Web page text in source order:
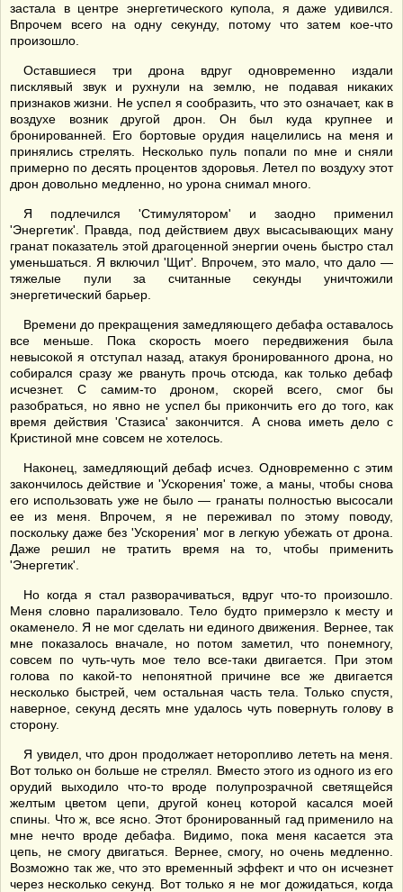
застала в центре энергетического купола, я даже удивился.
Впрочем всего на одну секунду, потому что затем кое-что
произошло.
Оставшиеся три дрона вдруг одновременно издали
писклявый звук и рухнули на землю, не подавая никаких
признаков жизни. Не успел я сообразить, что это означает, как в
воздухе возник другой дрон. Он был куда крупнее и
бронированней. Его бортовые орудия нацелились на меня и
принялись стрелять. Несколько пуль попали по мне и сняли
примерно по десять процентов здоровья. Летел по воздуху этот
дрон довольно медленно, но урона снимал много.
Я подлечился 'Стимулятором' и заодно применил
'Энергетик'. Правда, под действием двух высасывающих ману
гранат показатель этой драгоценной энергии очень быстро стал
уменьшаться. Я включил 'Щит'. Впрочем, это мало, что дало —
тяжелые пули за считанные секунды уничтожили
энергетический барьер.
Времени до прекращения замедляющего дебафа оставалось
все меньше. Пока скорость моего передвижения была
невысокой я отступал назад, атакуя бронированного дрона, но
собирался сразу же рвануть прочь отсюда, как только дебаф
исчезнет. С самим-то дроном, скорей всего, смог бы
разобраться, но явно не успел бы прикончить его до того, как
время действия 'Стазиса' закончится. А снова иметь дело с
Кристиной мне совсем не хотелось.
Наконец, замедляющий дебаф исчез. Одновременно с этим
закончилось действие и 'Ускорения' тоже, а маны, чтобы снова
его использовать уже не было — гранаты полностью высосали
ее из меня. Впрочем, я не переживал по этому поводу,
поскольку даже без 'Ускорения' мог в легкую убежать от дрона.
Даже решил не тратить время на то, чтобы применить
'Энергетик'.
Но когда я стал разворачиваться, вдруг что-то произошло.
Меня словно парализовало. Тело будто примерзло к месту и
окаменело. Я не мог сделать ни единого движения. Вернее, так
мне показалось вначале, но потом заметил, что понемногу,
совсем по чуть-чуть мое тело все-таки двигается. При этом
голова по какой-то непонятной причине все же двигается
несколько быстрей, чем остальная часть тела. Только спустя,
наверное, секунд десять мне удалось чуть повернуть голову в
сторону.
Я увидел, что дрон продолжает неторопливо лететь на меня.
Вот только он больше не стрелял. Вместо этого из одного из его
орудий выходило что-то вроде полупрозрачной светящейся
желтым цветом цепи, другой конец которой касался моей
спины. Что ж, все ясно. Этот бронированный гад применило на
мне нечто вроде дебафа. Видимо, пока меня касается эта
цепь, не смогу двигаться. Вернее, смогу, но очень медленно.
Возможно так же, что это временный эффект и что он исчезнет
через несколько секунд. Вот только я не мог дожидаться, когда